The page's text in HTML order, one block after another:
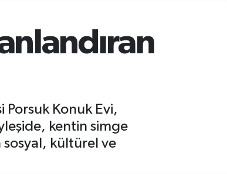
Porsuk Konuk Evi,
kentin simge
sosyal, kültürel ve